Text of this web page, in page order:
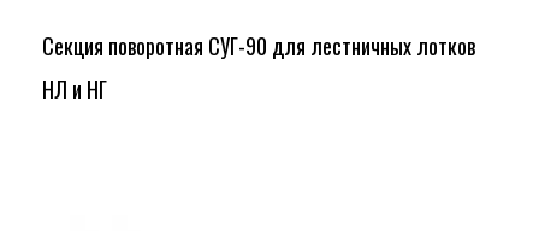
Секция поворотная СУГ-90 для лестничных лотков
НЛ и НГ